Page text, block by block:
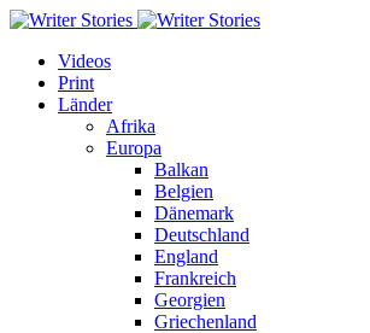
Videos
Print
Länder
Afrika
Europa
Balkan
Belgien
Dänemark
Deutschland
England
Frankreich
Georgien
Griechenland